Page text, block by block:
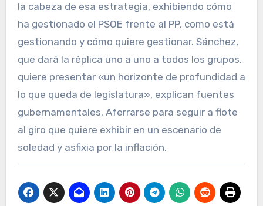
la cabeza de esa estrategia, exhibiendo cómo
ha gestionado el PSOE frente al PP, como está
gestionando y cómo quiere gestionar. Sánchez,
que dará la réplica uno a uno a todos los grupos,
quiere presentar «un horizonte de profundidad a
lo que queda de legislatura», explican fuentes
gubernamentales. Aferrarse para seguir a flote
al giro que quiere exhibir en un escenario de
soledad y asfixia por la inflación.